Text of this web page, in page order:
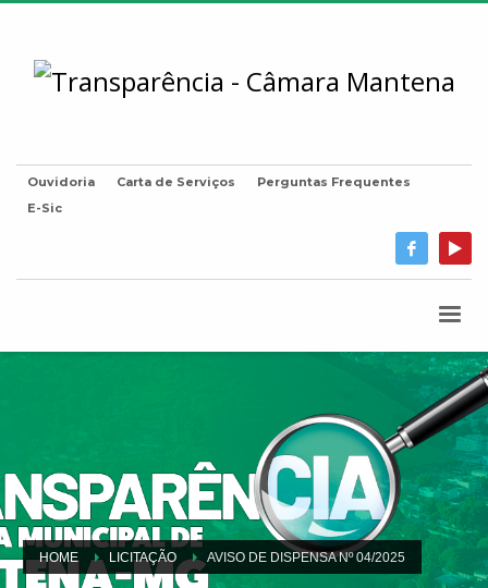
Ouvidoria Carta de Serviços
Perguntas Frequentes
E-Sic
HOME LICITAÇÃO AVISO DE DISPENSA Nº 04/2025